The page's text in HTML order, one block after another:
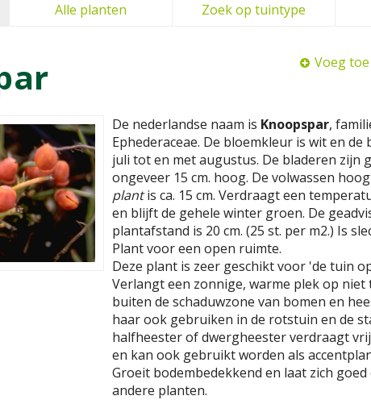
Alle planten Zoek op tuintype
Voeg
De nederlandse naam is Knoopspar,
Ephederaceae. De bloemkleur is wit en de
juli tot en met augustus. De bladeren zijn
ongeveer 15 cm. hoog. De volwassen
plantis ca. 15 cm. Verdraagt een
en blijft de gehele winter groen. De
plantafstand is 20 cm. (25 st. per m2.) Is
Plant voor een open ruimte.
Deze plant is zeer geschikt voor 'de tuin
Verlangt een zonnige, warme plek op niet
buiten de schaduwzone van bomen en
haar ook gebruiken in de rotstuin en de
halfheester of dwergheester verdraagt
en kan ook gebruikt worden als
Groeit bodembedekkend en laat zich
andere planten.